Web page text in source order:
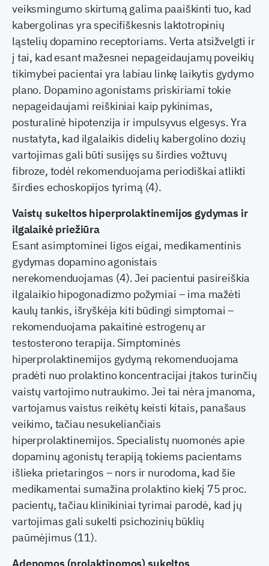
veiksmingumo skirtumą galima paaiškinti tuo, kad
kabergolinas yra specifiškesnis laktotropinių
ląstelių dopamino receptoriams. Verta atsižvelgti ir
į tai, kad esant mažesnei nepageidaujamų poveikių
tikimybei pacientai yra labiau linkę laikytis gydymo
plano. Dopamino agonistams priskiriami tokie
nepageidaujami reiškiniai kaip pykinimas,
posturalinė hipotenzija ir impulsyvus elgesys. Yra
nustatyta, kad ilgalaikis didelių kabergolino dozių
vartojimas gali būti susijęs su širdies vožtuvų
fibroze, todėl rekomenduojama periodiškai atlikti
širdies echoskopijos tyrimą (4).
Vaistų sukeltos hiperprolaktinemijos gydymas ir
ilgalaikė priežiūra
Esant asimptominei ligos eigai, medikamentinis
gydymas dopamino agonistais
nerekomenduojamas (4). Jei pacientui pasireiškia
ilgalaikio hipogonadizmo požymiai – ima mažėti
kaulų tankis, išryškėja kiti būdingi simptomai –
rekomenduojama pakaitinė estrogenų ar
testosterono terapija. Simptominės
hiperprolaktinemijos gydymą rekomenduojama
pradėti nuo prolaktino koncentracijai įtakos turinčių
vaistų vartojimo nutraukimo. Jei tai nėra įmanoma,
vartojamus vaistus reikėtų keisti kitais, panašaus
veikimo, tačiau nesukeliančiais
hiperprolaktinemijos. Specialistų nuomonės apie
dopaminų agonistų terapiją tokiems pacientams
išlieka prietaringos – nors ir nurodoma, kad šie
medikamentai sumažina prolaktino kiekį 75 proc.
pacientų, tačiau klinikiniai tyrimai parodė, kad jų
vartojimas gali sukelti psichozinių būklių
paūmėjimus (11).